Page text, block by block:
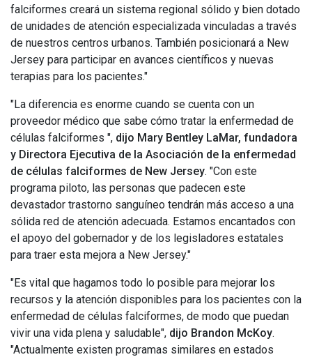
falciformes creará un sistema regional sólido y bien dotado
de unidades de atención especializada vinculadas a través
de nuestros centros urbanos. También posicionará a New
Jersey para participar en avances científicos y nuevas
terapias para los pacientes."
"La diferencia es enorme cuando se cuenta con un
proveedor médico que sabe cómo tratar la enfermedad de
células falciformes ", dijo Mary Bentley LaMar, fundadora
y Directora Ejecutiva de la Asociación de la enfermedad
de células falciformes de New Jersey. "Con este
programa piloto, las personas que padecen este
devastador trastorno sanguíneo tendrán más acceso a una
sólida red de atención adecuada. Estamos encantados con
el apoyo del gobernador y de los legisladores estatales
para traer esta mejora a New Jersey."
"Es vital que hagamos todo lo posible para mejorar los
recursos y la atención disponibles para los pacientes con la
enfermedad de células falciformes, de modo que puedan
vivir una vida plena y saludable", dijo Brandon McKoy.
"Actualmente existen programas similares en estados